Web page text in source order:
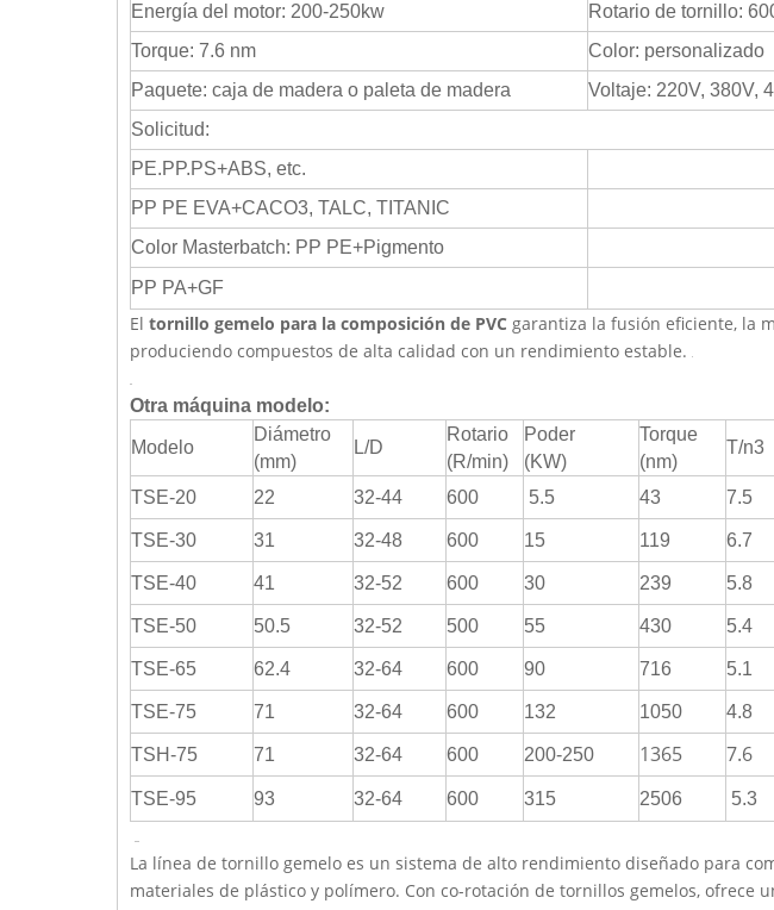
Energía del motor: 200-250kw
Rotario de tornillo:
Torque: 7.6 nm
Color: personalizado
Paquete: caja de madera o paleta de madera
Voltaje: 220V, 380V,
Solicitud:
PE.PP.PS+ABS, etc.
PP PE EVA+CACO3, TALC, TITANIC
Color Masterbatch: PP PE+Pigmento
PP PA+GF
El tornillo gemelo para la composición de PVC garantiza la fusión eficiente, la
produciendo compuestos de alta calidad con un rendimiento estable.
Otra máquina modelo:
Modelo
Diámetro
(mm)
L/D
Rotario
(R/min)
Poder
(KW)
Torque
(nm)
T/n3
TSE-20
22 32-44 600 5.5 43 7.5
TSE-30 31 32-48 600 15 119 6.7
TSE-40 41 32-52 600 30 239 5.8
TSE-50 50.5 32-52 500 55 430 5.4
TSE-65 62.4 32-64 600 90 716 5.1
TSE-75 71 32-64 600 132 1050 4.8
TSH-75 71 32-64 600 200-250 1365 7.6
TSE-95 93 32-64 600 315 2506 5.3
La línea de tornillo gemelo es un sistema de alto rendimiento diseñado para
materiales de plástico y polímero. Con co-rotación de tornillos gemelos, ofrece